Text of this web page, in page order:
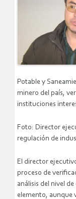
Potable y
minero del país,
instituciones
Foto: Director
regulación de
El director
proceso de
análisis del nivel
elemento, aunque